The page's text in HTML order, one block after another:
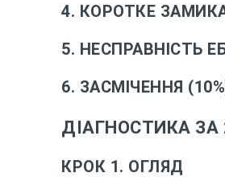
4. КОРОТКЕ
5. НЕСПРАВНІСТЬ
6. ЗАСМІЧЕННЯ
ДІАГНОСТИКА ЗА
КРОК 1. ОГЛЯД